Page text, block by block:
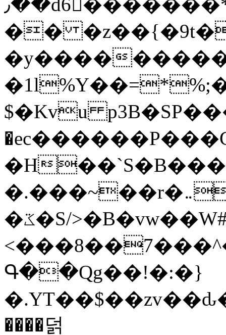
��
�y����
$�Kvu
�H
�.���~��r�޼�}�܅�mؕWu���K}
�ػ�S/>�B�vw��W#�I��*]\W��)Ħ�1��fC}
Գ��Qg��!�:�}
����덝